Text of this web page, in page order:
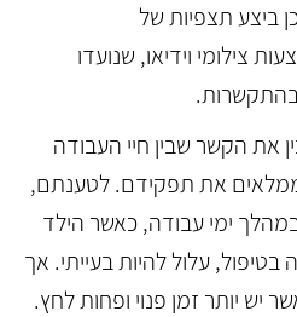
ביצע תצפיות של
צילומי וידיאו, שנועדו
את הקשר שבין חיי העבודה
את תפקידם. לטענתם,
ימי עבודה, כאשר הילד
עלול להיות בעייתי. אך
יש יותר זמן פנוי ופחות לחץ.